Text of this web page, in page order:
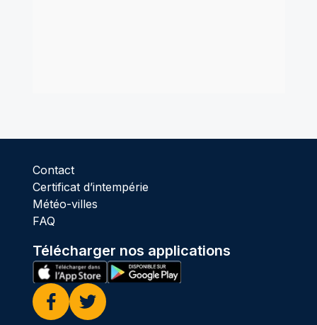
Contact
Certificat d’intempérie
Météo-villes
FAQ
Télécharger nos applications
Facebook
Twitter